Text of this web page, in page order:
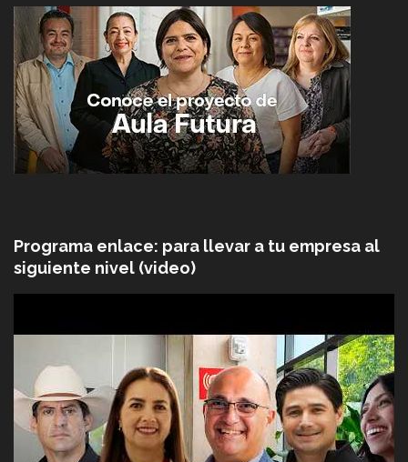
Programa enlace: para llevar a tu empresa al
siguiente nivel (video)